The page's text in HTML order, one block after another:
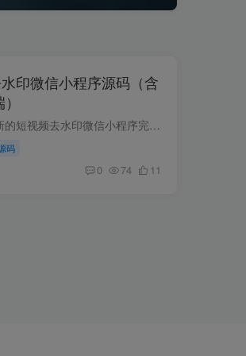
印微信小程序源码（含
简介： 提供一套最新的短视频去水印微信小程序完整源码，包含小程序前端与服务端后台，开箱即用。支持多平台解析与高清无水印下载，内置流量主广告位，便于快速上线与变现。 功能亮点： 多平台...
码
0 74 11